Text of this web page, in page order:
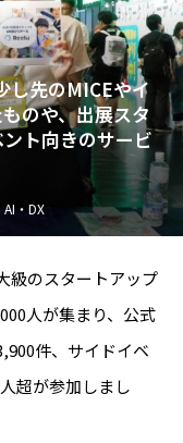
し先のMICEやイ
のや、出展スタ
ト向きのサービ
・DX
級のスタートアップ
人が集まり、公式
件、サイドイベ
超が参加しまし